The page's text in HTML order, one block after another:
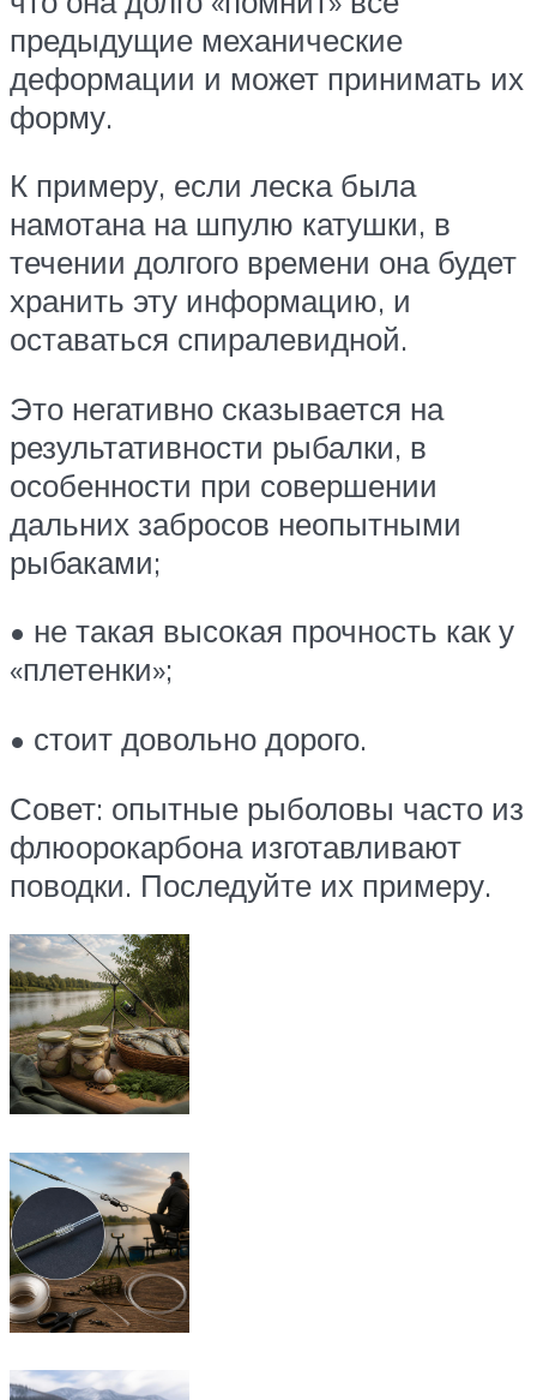
предыдущие механические
деформации и может принимать их
форму.
К примеру, если леска была
намотана на шпулю катушки, в
течении долгого времени она будет
хранить эту информацию, и
оставаться спиралевидной.
Это негативно сказывается на
результативности рыбалки, в
особенности при совершении
дальних забросов неопытными
рыбаками;
• не такая высокая прочность как у
«плетенки»;
• стоит довольно дорого.
Совет: опытные рыболовы часто из
флюорокарбона изготавливают
поводки. Последуйте их примеру.